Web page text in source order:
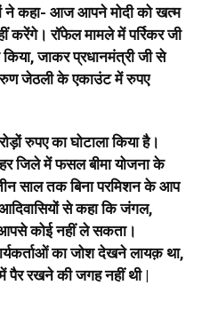
ने कहा- आज आपने मोदी को खत्म
करेंगे। रॉफेल मामले में पर्रिकर जी
जाकर प्रधानमंत्री जी से
जेठली के एकाउंट में रुपए
रुपए का घोटाला किया है।
जिले में फसल बीमा योजना के
साल तक बिना परमिशन के आप
से कहा कि जंगल,
कोई नहीं ले सकता।
का जोश देखने लायक़ था,
रखने की जगह नहीं थी |